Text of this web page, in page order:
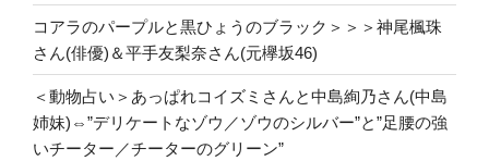
コアラのパープルと黒ひょうのブラック＞＞＞神尾楓珠
さん(俳優)＆平手友梨奈さん(元欅坂46)
＜動物占い＞あっぱれコイズミさんと中島絢乃さん(中島
姉妹)⇔”デリケートなゾウ／ゾウのシルバー”と”足腰の強
いチーター／チーターのグリーン”